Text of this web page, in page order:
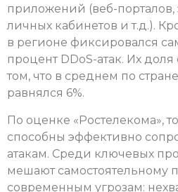
приложений (веб-порталов,
личных кабинетов и т.д.).
в регионе фиксировался
процент DDoS-атак. Их доля
том, что в среднем по стране
равнялся 6%.
По оценке «Ростелекома»,
способны эффективно
атакам. Среди ключевых
мешают самостоятельному
современным угрозам: